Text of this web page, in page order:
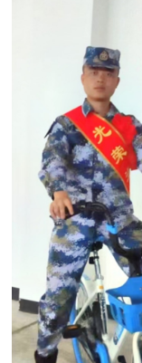
民
防
空
国
智